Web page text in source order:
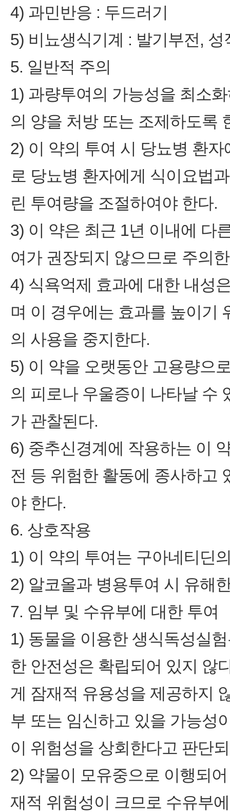
4) 과민반응 : 두드러기
5) 비뇨생식기계 : 발기부전,
5. 일반적 주의
1) 과량투여의 가능성을 최소
의 양을 처방 또는 조제하도록
2) 이 약의 투여 시 당뇨병 환
로 당뇨병 환자에게 식이요법
린 투여량을 조절하여야 한다.
3) 이 약은 최근 1년 이내에 다
여가 권장되지 않으므로 주의
4) 식욕억제 효과에 대한 내성
며 이 경우에는 효과를 높이기
의 사용을 중지한다.
5) 이 약을 오랫동안 고용량으
의 피로나 우울증이 나타날 수
가 관찰된다.
6) 중추신경계에 작용하는 이
전 등 위험한 활동에 종사하고
야 한다.
6. 상호작용
1) 이 약의 투여는 구아네티딘
2) 알코올과 병용투여 시 유해
7. 임부 및 수유부에 대한 투여
1) 동물을 이용한 생식독성실
한 안전성은 확립되어 있지 않
게 잠재적 유용성을 제공하지
부 또는 임신하고 있을 가능성
이 위험성을 상회한다고 판단
2) 약물이 모유중으로 이행되
재적 위험성이 크므로 수유부